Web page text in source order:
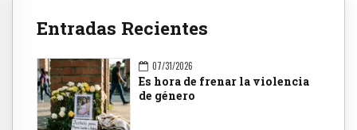
Entradas Recientes
07/31/2026
Es hora de frenar la violencia
de género